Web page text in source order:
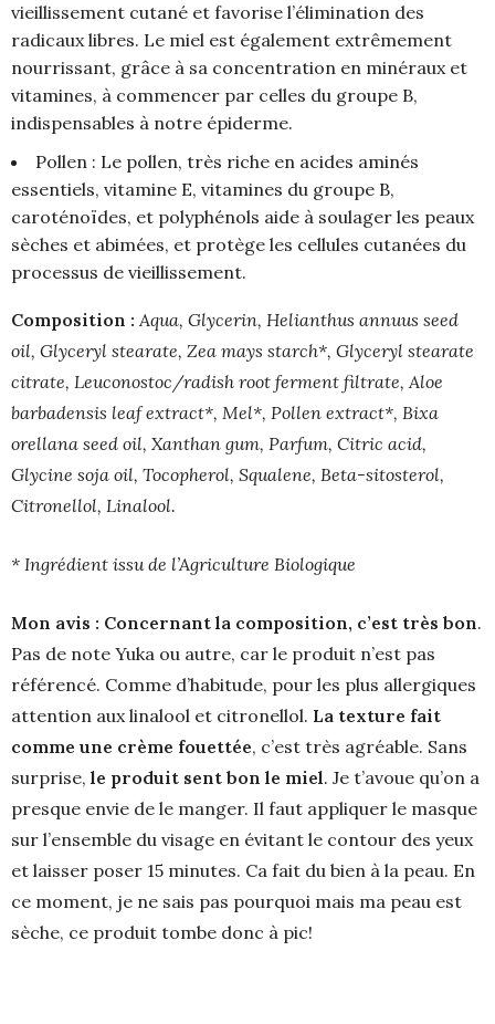
vieillissement cutané et favorise l’élimination des
radicaux libres. Le miel est également extrêmement
nourrissant, grâce à sa concentration en minéraux et
vitamines, à commencer par celles du groupe B,
indispensables à notre épiderme.
Pollen : Le pollen, très riche en acides aminés
essentiels, vitamine E, vitamines du groupe B,
caroténoïdes, et polyphénols aide à soulager les peaux
sèches et abimées, et protège les cellules cutanées du
processus de vieillissement.
Composition : Aqua, Glycerin, Helianthus annuus seed
oil, Glyceryl stearate, Zea mays starch*, Glyceryl stearate
citrate, Leuconostoc/radish root ferment filtrate, Aloe
barbadensis leaf extract*, Mel*, Pollen extract*, Bixa
orellana seed oil, Xanthan gum, Parfum, Citric acid,
Glycine soja oil, Tocopherol, Squalene, Beta-sitosterol,
Citronellol, Linalool.
* Ingrédient issu de l’Agriculture Biologique
Mon avis : Concernant la composition, c’est très bon.
Pas de note Yuka ou autre, car le produit n’est pas
référencé. Comme d’habitude, pour les plus allergiques
attention aux linalool et citronellol. La texture fait
comme une crème fouettée, c’est très agréable. Sans
surprise, le produit sent bon le miel. Je t’avoue qu’on a
presque envie de le manger. Il faut appliquer le masque
sur l’ensemble du visage en évitant le contour des yeux
et laisser poser 15 minutes. Ca fait du bien à la peau. En
ce moment, je ne sais pas pourquoi mais ma peau est
sèche, ce produit tombe donc à pic!